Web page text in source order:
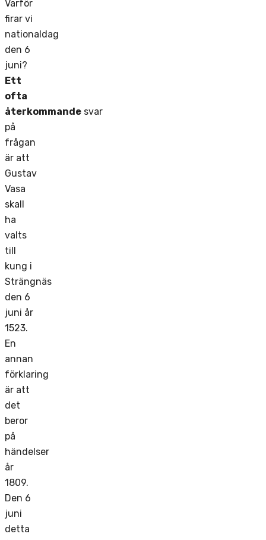
Varför
firar vi
nationaldag
den 6
juni?
Ett
ofta
återkommande svar
på
frågan
är att
Gustav
Vasa
skall
ha
valts
till
kung i
Strängnäs
den 6
juni år
1523.
En
annan
förklaring
är att
det
beror
på
händelser
år
1809.
Den 6
juni
detta